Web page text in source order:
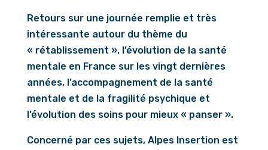
Retours sur une journée remplie et très
intéressante autour du thème du
« rétablissement », l’évolution de la santé
mentale en France sur les vingt dernières
années, l’accompagnement de la santé
mentale et de la fragilité psychique et
l’évolution des soins pour mieux « panser ».
Concerné par ces sujets, Alpes Insertion est